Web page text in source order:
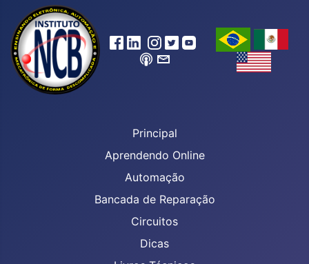
Principal
Aprendendo Online
Automação
Bancada de Reparação
Circuitos
Dicas